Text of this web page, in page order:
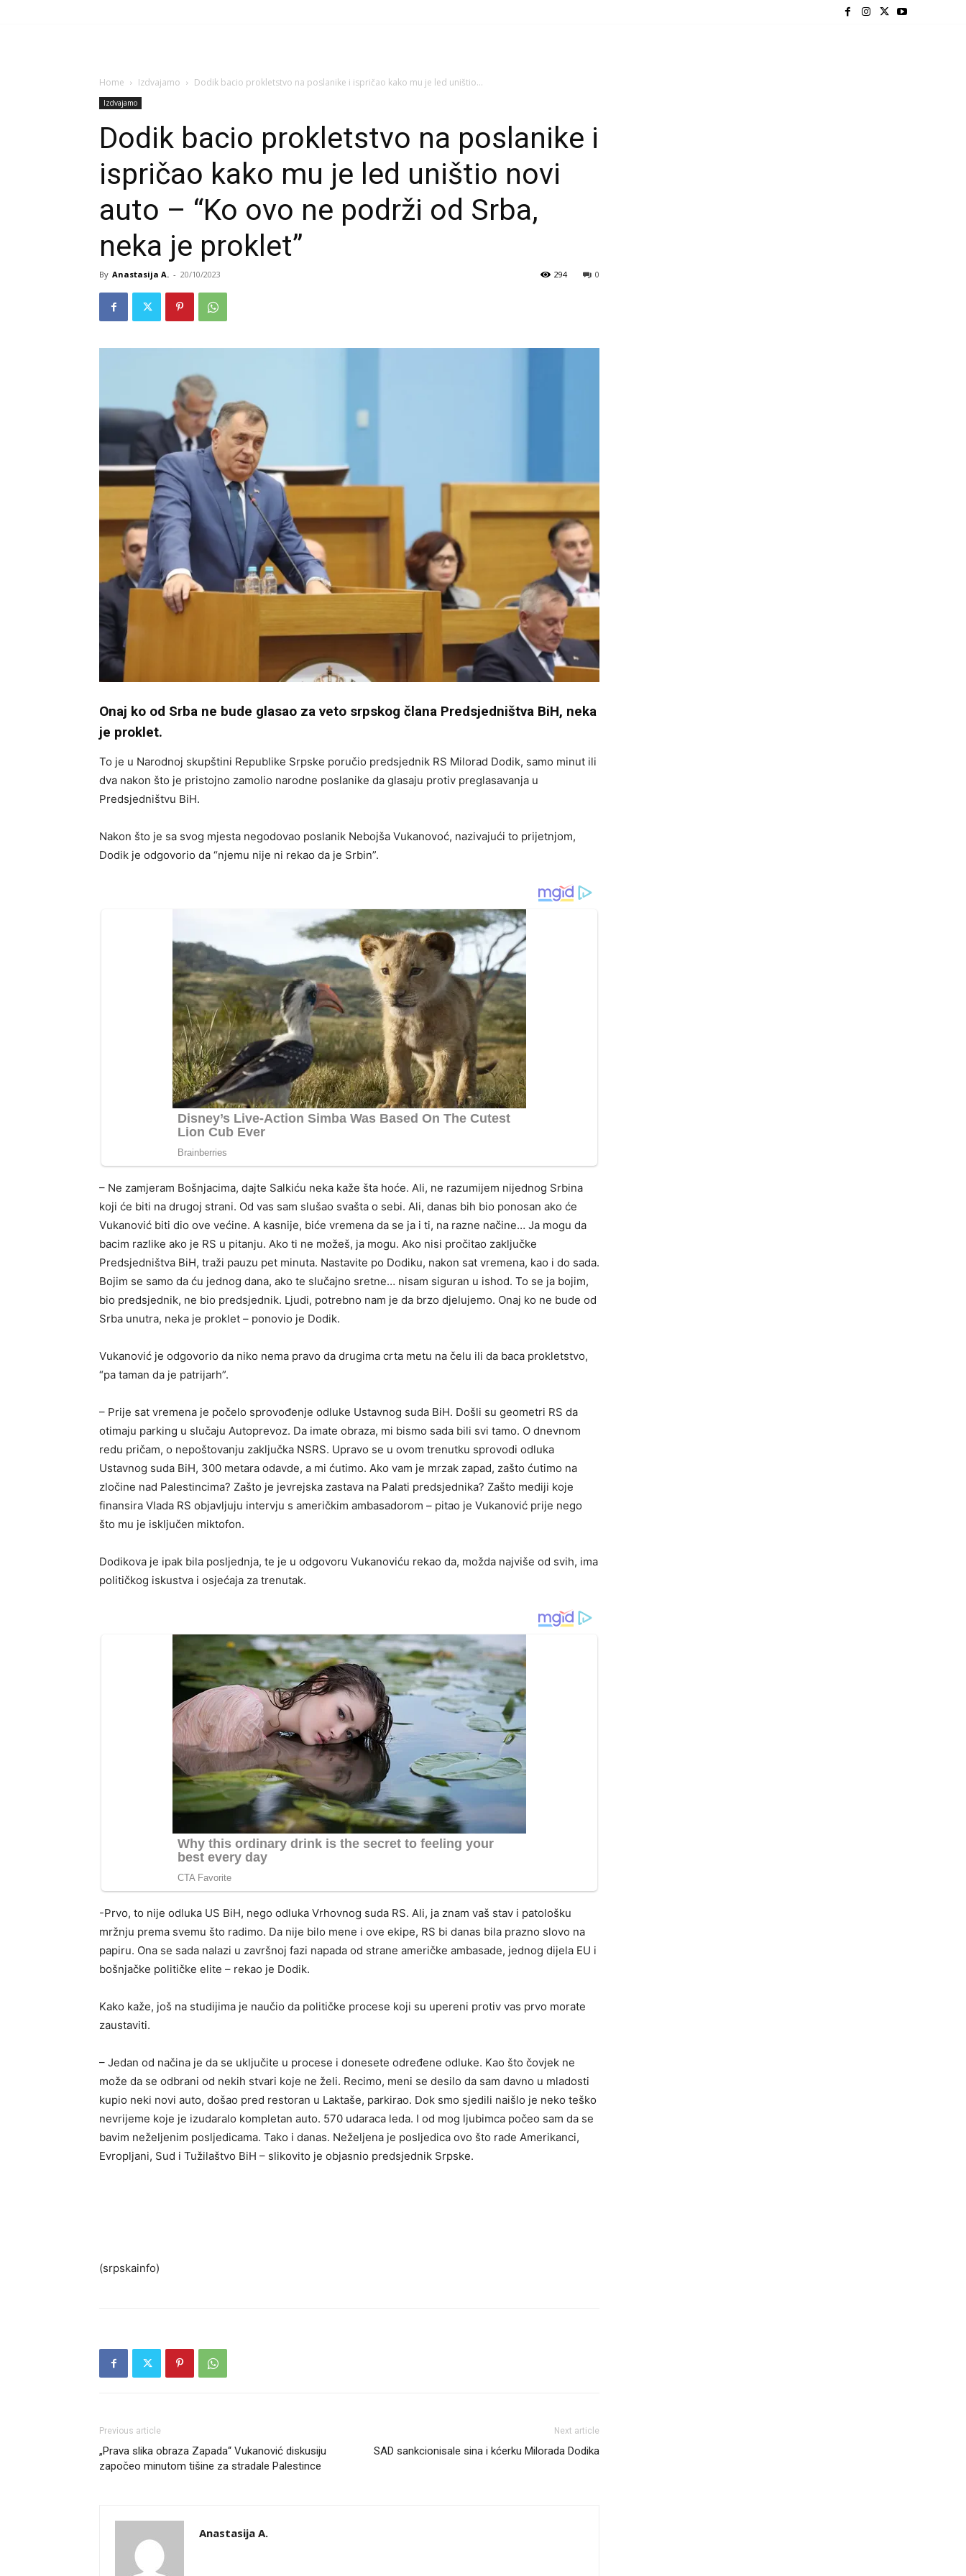
Home Izdvajamo Dodik bacio prokletstvo na poslanike i ispričao kako mu je led uništio...
Izdvajamo
Dodik bacio prokletstvo na poslanike i
ispričao kako mu je led uništio novi
auto – “Ko ovo ne podrži od Srba,
neka je proklet”
By Anastasija A. - 20/10/2023 0
294
Onaj ko od Srba ne bude glasao za veto srpskog člana Predsjedništva BiH, neka
je proklet.
To je u Narodnoj skupštini Republike Srpske poručio predsjednik RS Milorad Dodik, samo minut ili
dva nakon što je pristojno zamolio narodne poslanike da glasaju protiv preglasavanja u
Predsjedništvu BiH.
Nakon što je sa svog mjesta negodovao poslanik Nebojša Vukanovoć, nazivajući to prijetnjom,
Dodik je odgovorio da “njemu nije ni rekao da je Srbin”.
– Ne zamjeram Bošnjacima, dajte Salkiću neka kaže šta hoće. Ali, ne razumijem nijednog Srbina
koji će biti na drugoj strani. Od vas sam slušao svašta o sebi. Ali, danas bih bio ponosan ako će
Vukanović biti dio ove većine. A kasnije, biće vremena da se ja i ti, na razne načine… Ja mogu da
bacim razlike ako je RS u pitanju. Ako ti ne možeš, ja mogu. Ako nisi pročitao zaključke
Predsjedništva BiH, traži pauzu pet minuta. Nastavite po Dodiku, nakon sat vremena, kao i do sada.
Bojim se samo da ću jednog dana, ako te slučajno sretne… nisam siguran u ishod. To se ja bojim,
bio predsjednik, ne bio predsjednik. Ljudi, potrebno nam je da brzo djelujemo. Onaj ko ne bude od
Srba unutra, neka je proklet – ponovio je Dodik.
Vukanović je odgovorio da niko nema pravo da drugima crta metu na čelu ili da baca prokletstvo,
“pa taman da je patrijarh”.
– Prije sat vremena je počelo sprovođenje odluke Ustavnog suda BiH. Došli su geometri RS da
otimaju parking u slučaju Autoprevoz. Da imate obraza, mi bismo sada bili svi tamo. O dnevnom
redu pričam, o nepoštovanju zaključka NSRS. Upravo se u ovom trenutku sprovodi odluka
Ustavnog suda BiH, 300 metara odavde, a mi ćutimo. Ako vam je mrzak zapad, zašto ćutimo na
zločine nad Palestincima? Zašto je jevrejska zastava na Palati predsjednika? Zašto mediji koje
finansira Vlada RS objavljuju intervju s američkim ambasadorom – pitao je Vukanović prije nego
što mu je isključen miktofon.
Dodikova je ipak bila posljednja, te je u odgovoru Vukanoviću rekao da, možda najviše od svih, ima
političkog iskustva i osjećaja za trenutak.
-Prvo, to nije odluka US BiH, nego odluka Vrhovnog suda RS. Ali, ja znam vaš stav i patološku
mržnju prema svemu što radimo. Da nije bilo mene i ove ekipe, RS bi danas bila prazno slovo na
papiru. Ona se sada nalazi u završnoj fazi napada od strane američke ambasade, jednog dijela EU i
bošnjačke političke elite – rekao je Dodik.
Kako kaže, još na studijima je naučio da političke procese koji su upereni protiv vas prvo morate
zaustaviti.
– Jedan od načina je da se uključite u procese i donesete određene odluke. Kao što čovjek ne
može da se odbrani od nekih stvari koje ne želi. Recimo, meni se desilo da sam davno u mladosti
kupio neki novi auto, došao pred restoran u Laktaše, parkirao. Dok smo sjedili naišlo je neko teško
nevrijeme koje je izudaralo kompletan auto. 570 udaraca leda. I od mog ljubimca počeo sam da se
bavim neželjenim posljedicama. Tako i danas. Neželjena je posljedica ovo što rade Amerikanci,
Evropljani, Sud i Tužilaštvo BiH – slikovito je objasnio predsjednik Srpske.
(srpskainfo)
Previous article
„Prava slika obraza Zapada“ Vukanović diskusiju
započeo minutom tišine za stradale Palestince
Next article
SAD sankcionisale sina i kćerku Milorada Dodika
Anastasija A.